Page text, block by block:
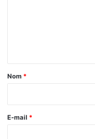
a
e
Nom *
E-mail *